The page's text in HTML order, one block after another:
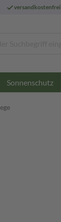
versandkostenfrei
Sonnenschutz